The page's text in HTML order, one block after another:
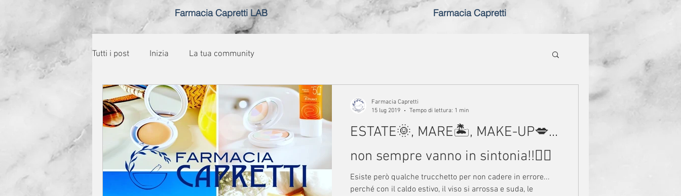
Farmacia Capretti LAB Farmacia Capretti
Tutti i post Inizia La tua community
ESTATE🌞, MARE🏝, MAKE-UP💋...
non sempre vanno in sintonia!!🤦‍♀️
Esiste però qualche trucchetto per non cadere in errore...
perché con il caldo estivo, il viso si arrossa e suda, le
Farmacia Capretti
15 lug 2019
Tempo di lettura: 1 min